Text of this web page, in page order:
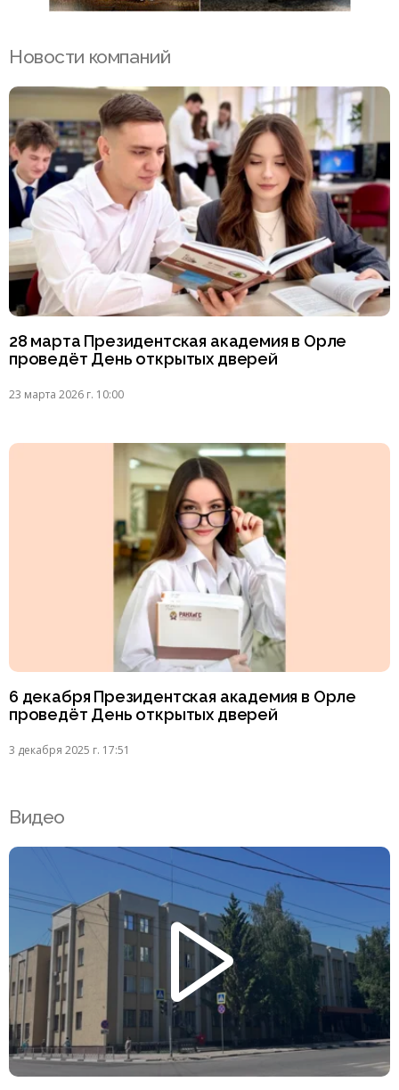
Новости компаний
28 марта Президентская академия в Орле
проведёт День открытых дверей
23 марта 2026 г. 10:00
6 декабря Президентская академия в Орле
проведёт День открытых дверей
3 декабря 2025 г. 17:51
Видео